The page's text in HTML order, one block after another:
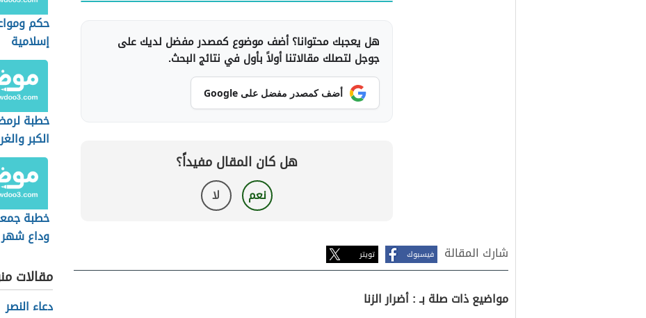
هل يعجبك محتوانا؟ أضف موضوع كمصدر مفضل لديك على
جوجل لتصلك مقالاتنا أولاً بأول في نتائج البحث.
أضف كمصدر مفضل على Google
هل كان المقال مفيداً؟
نعم لا
شارك المقالة فيسبوك تويتر
مواضيع ذات صلة بـ : أضرار الزنا
حكم
إسلامية
خطبة
الكبر
وآثارهما
المجتمع
خطبة
وداع
مقالات
دعاء النصر